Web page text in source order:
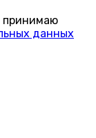
принимаю
данных